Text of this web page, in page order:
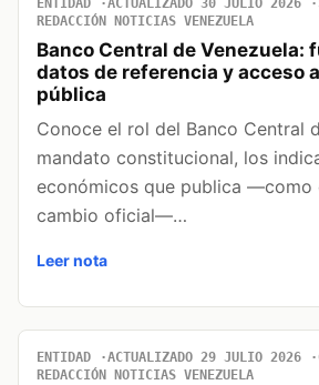
ENTIDAD ACTUALIZADO 30 JULIO 2026
REDACCIÓN NOTICIAS VENEZUELA
Banco Central de Venezuela:
datos de referencia y acceso
pública
Conoce el rol del Banco Central
mandato constitucional, los
económicos que publica —como
cambio oficial—…
Leer nota
ENTIDAD ACTUALIZADO 29 JULIO 2026
REDACCIÓN NOTICIAS VENEZUELA